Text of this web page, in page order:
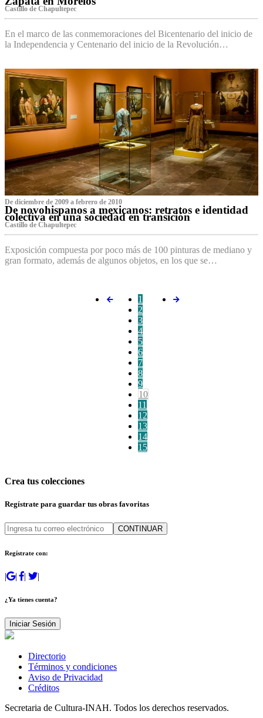
Castillo de Chapultepec
En el marco de las conmemoraciones del Bicentenario del inicio de
la Independencia y Centenario del inicio de la Revolución…
De diciembre de 2009 a febrero de 2010
De novohispanos a mexicanos: retratos e identidad
colectiva en una sociedad en transición
Castillo de Chapultepec
Exposición compuesta por poco más de 100 pinturas de mediano y
gran formato, además de algunos objetos, en los que se…
1
2
3
4
5
6
7
8
9
10
11
12
13
14
15
Crea tus colecciones
Regístrate para guardar tus obras favoritas
CONTINUAR
Regístrate con:
| | | |
¿Ya tienes cuenta?
Iniciar Sesión
Directorio
Términos y condiciones
Aviso de Privacidad
Créditos
Secretaria de Cultura-INAH. Todos los derechos reservados.